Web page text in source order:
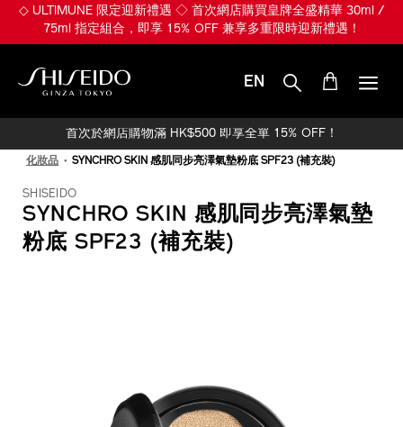
◇ ULTIMUNE 限定迎新禮遇 ◇ 首次網店購買皇牌全盛精華 30ml /
75ml 指定組合，即享 15% OFF 兼享多重限時迎新禮遇！
EN
首次於網店購物滿 HK$500 即享全單 15% OFF！
化妝品 SYNCHRO SKIN 感肌同步亮澤氣墊粉底 SPF23 (補充裝)
SHISEIDO
SYNCHRO SKIN 感肌同步亮澤氣墊
粉底 SPF23 (補充裝)